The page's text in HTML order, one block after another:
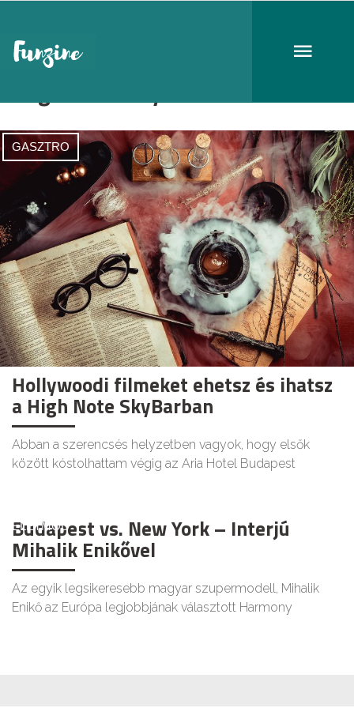
GASZTRO
Hollywoodi filmeket ehetsz és ihatsz
a High Note SkyBarban
Abban a szerencsés helyzetben vagyok, hogy elsők
között kóstolhattam végig az Aria Hotel Budapest
ÉLETMÓD
Budapest vs. New York – Interjú
Mihalik Enikővel
Az egyik legsikeresebb magyar szupermodell, Mihalik
Enikő az Európa legjobbjának választott Harmony